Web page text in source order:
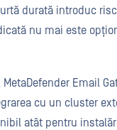
durată introduc
nu mai este
MetaDefender Email
cu un cluster
atât pentru